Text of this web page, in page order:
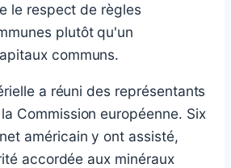
le respect de règles
plutôt qu'un
communs.
a réuni des représentants
Commission européenne. Six
américain y ont assisté,
accordée aux minéraux